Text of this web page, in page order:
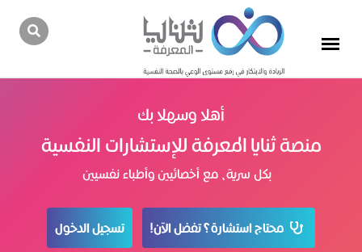
أهلا وسهلا بك
منصة ثنايا المعرفة للإستشارات النفسية
بكل سرية، مع أخصائيين وأطباء نفسيين
محتاج استشارة؟ تفضل الآن! تسجيل الدخول